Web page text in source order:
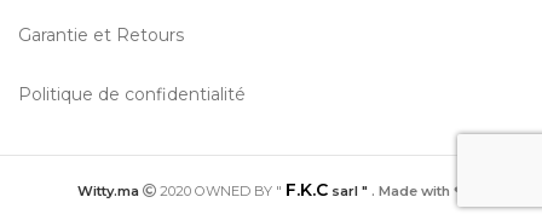
Garantie et Retours
Politique de confidentialité
Witty.ma 2020 OWNED BY " F.K.C sarl " . Made with ❤